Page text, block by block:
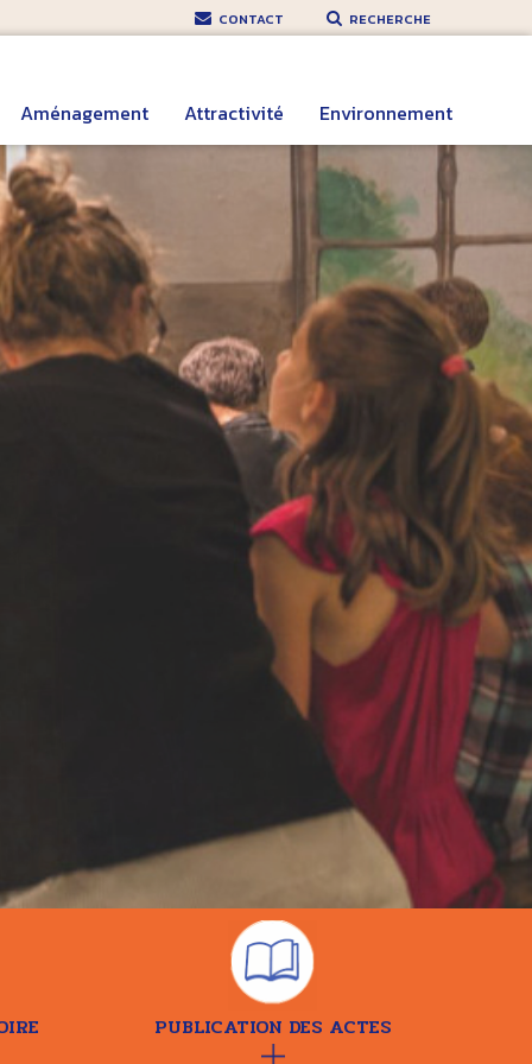
RECHERCHE
CONTACT
Aménagement Attractivité Environnement
PUBLICATION DES ACTES